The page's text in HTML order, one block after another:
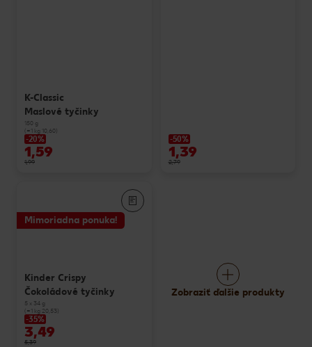
K-Classic
Maslové tyčinky
150 g
(=1 kg 10,60)
-20%
1,59
1,99
-50%
1,39
2,79
Mimoriadna ponuka!
Kinder Crispy
Čokoládové tyčinky
5 x 34 g
(=1 kg 20,53)
-35%
3,49
5,39
Zobraziť ďalšie produkty